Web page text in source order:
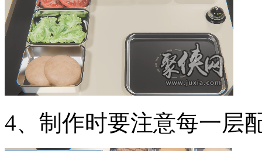
4、制作时要注意每一层